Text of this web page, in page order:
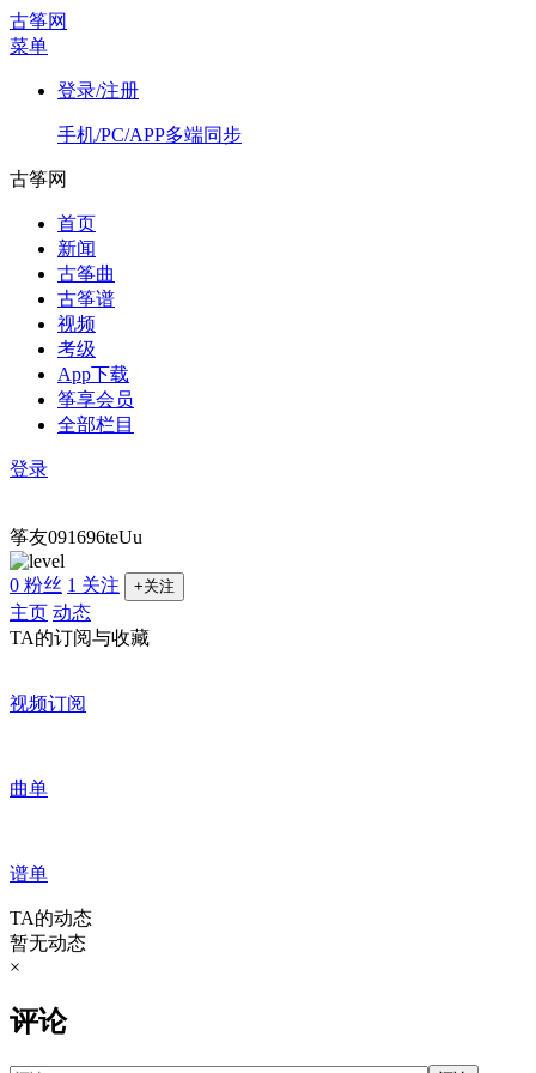
古筝网
菜单
登录/注册
手机/PC/APP多端同步
古筝网
首页
新闻
古筝曲
古筝谱
视频
考级
App下载
筝享会员
全部栏目
登录
筝友091696teUu
0 粉丝 1 关注 +关注
主页 动态
TA的订阅与收藏
视频订阅
曲单
谱单
TA的动态
暂无动态
×
评论